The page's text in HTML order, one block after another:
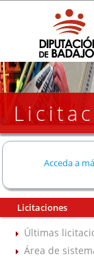
Acceda a
Licitaciones
Últimas
Área de